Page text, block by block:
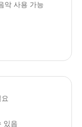
악 사용 가능
있음